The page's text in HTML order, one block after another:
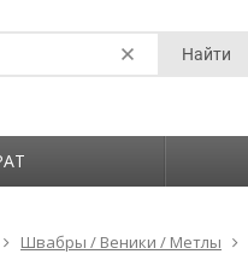
Найти
Швабры / Веники / Метлы